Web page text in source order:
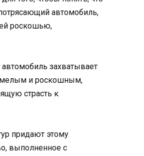
автомобиль,
роскошью,
захватывает
и роскошным,
страсть к
придают этому
выполненное с